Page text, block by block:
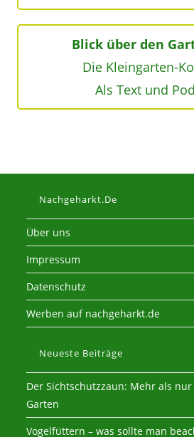
Blick über den
Die Kleingarten-
Als Text und
Nachgeharkt.de
Über uns
Impressum
Datenschutz
Werben auf nachgeharkt.de
Neueste Beiträge
Der Sichtschutzzaun: Mehr als
Garten
Vogelfüttern – was sollte man